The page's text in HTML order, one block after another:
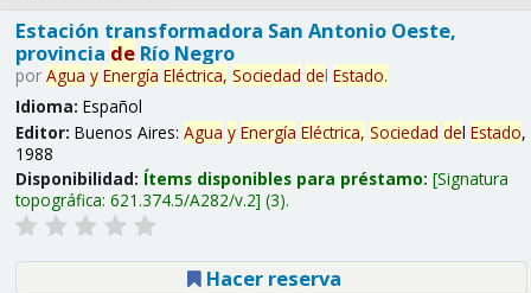
Estación transformadora San Antonio Oeste,
provincia deRío Negro
por Agua y Energía Eléctrica, Sociedad del Estado.
Idioma: Español
Editor: Buenos Aires: Agua y Energía Eléctrica, Sociedad del Estado,
1988
Disponibilidad: Ítems disponibles para préstamo: Signatura
topográfica: 621.374.5/A282/v.2 (3).
Hacer reserva